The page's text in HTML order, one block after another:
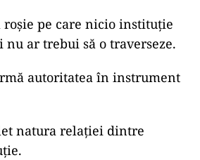
roșie pe care nicio instituție
nu ar trebui să o traverseze.
autoritatea în instrument
natura relației dintre